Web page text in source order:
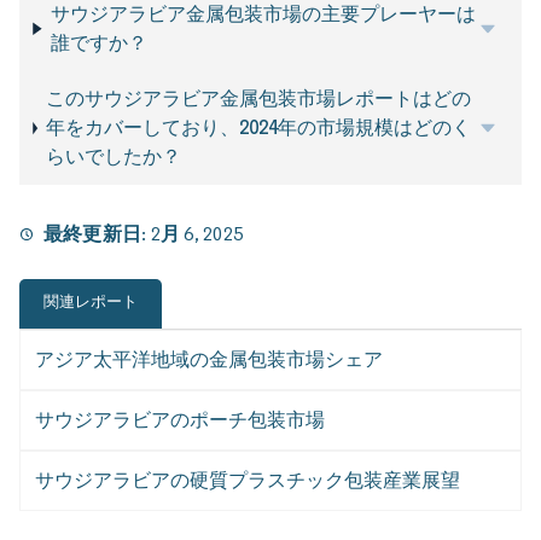
サウジアラビア金属包装市場の主要プレーヤーは
誰ですか？
このサウジアラビア金属包装市場レポートはどの
年をカバーしており、2024年の市場規模はどのく
らいでしたか？
最終更新日: 2月 6, 2025
関連レポート
アジア太平洋地域の金属包装市場シェア
サウジアラビアのポーチ包装市場
サウジアラビアの硬質プラスチック包装産業展望